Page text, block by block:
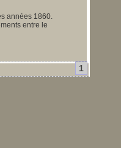
années 1860.
entre le
1